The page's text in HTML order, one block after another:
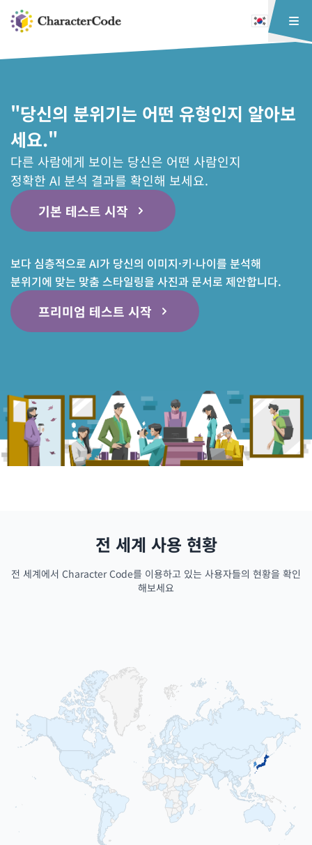
"당신의 분위기는 어떤 유형인지 알아보
세요."
다른 사람에게 보이는 당신은 어떤 사람인지
정확한 AI 분석 결과를 확인해 보세요.
기본 테스트 시작
보다 심층적으로 AI가 당신의 이미지·키·나이를 분석해
분위기에 맞는 맞춤 스타일링을 사진과 문서로 제안합니다.
프리미엄 테스트 시작
전 세계 사용 현황
전 세계에서 Character Code를 이용하고 있는 사용자들의 현황을 확인
해보세요